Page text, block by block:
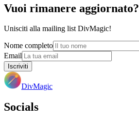
Vuoi rimanere aggiornato?
Unisciti alla mailing list DivMagic!
Nome completo
Email
Iscriviti
DivMagic
Socials